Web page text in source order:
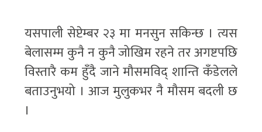
यसपाली सेप्टेम्बर २३ मा मनसुन सकिन्छ । त्यस
बेलासम्म कुनै न कुनै जोखिम रहने तर अगष्टपछि
विस्तारै कम हुँदै जाने मौसमविद् शान्ति कँडेलले
बताउनुभयो । आज मुलुकभर नै मौसम बदली छ
।